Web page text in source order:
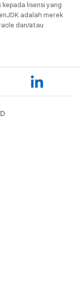
lisensi yang
adalah merek
dan/atau